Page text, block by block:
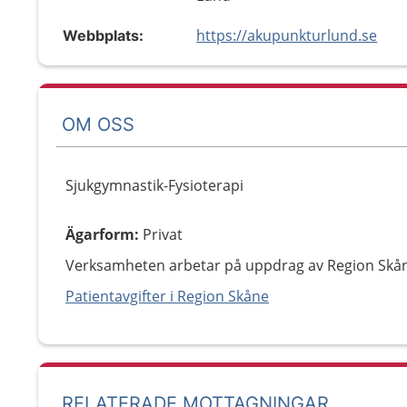
Webbplats: https://akupunkturlund.se
OM OSS
Sjukgymnastik-Fysioterapi
Ägarform: Privat
Verksamheten arbetar på uppdrag av Region
Patientavgifter i Region Skåne